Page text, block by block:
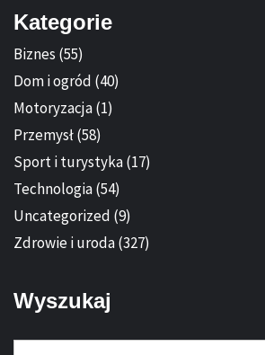
Kategorie
Biznes (55)
Dom i ogród (40)
Motoryzacja(1)
Przemysł(58)
Sport i turystyka(17)
Technologia(54)
Uncategorized (9)
Zdrowie i uroda(327)
Wyszukaj